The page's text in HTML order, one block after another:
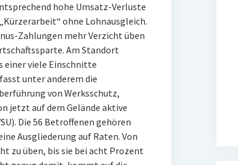
hohe Umsatz-Verluste
ohne Lohnausgleich.
Zahlungen mehr Verzicht üben
Am Standort
viele Einschnitte
unter anderem die
von Werksschutz,
jetzt auf dem Gelände aktive
Die 56 Betroffenen gehören
Ausgliederung auf Raten. Von
zu üben, bis sie bei acht Prozent